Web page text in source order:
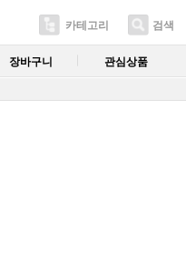
카테고리 검색
장바구니 관심상품